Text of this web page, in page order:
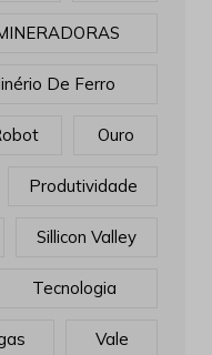
De Ferro
Ouro
Produtividade
Sillicon Valley
Tecnologia
Vale